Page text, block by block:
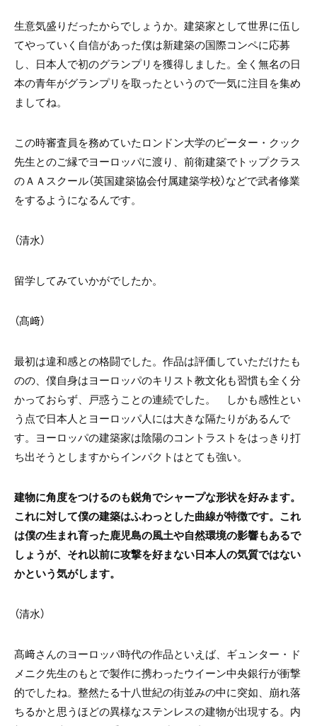
生意気盛りだったからでしょうか。建築家として世界に伍し
てやっていく自信があった僕は新建築の国際コンペに応募
し、日本人で初のグランプリを獲得しました。全く無名の日
本の青年がグランプリを取ったというので一気に注目を集め
ましてね。
この時審査員を務めていたロンドン大学のピーター・クック
先生とのご縁でヨーロッパに渡り、前衛建築でトップクラス
のＡＡスクール（英国建築協会付属建築学校）などで武者修業
をするようになるんです。
（清水）
留学してみていかがでしたか。
（髙﨑）
最初は違和感との格闘でした。作品は評価していただけたも
のの、僕自身はヨーロッパのキリスト教文化も習慣も全く分
かっておらず、戸惑うことの連続でした。 しかも感性とい
う点で日本人とヨーロッパ人には大きな隔たりがあるんで
す。ヨーロッパの建築家は陰陽のコントラストをはっきり打
ち出そうとしますからインパクトはとても強い。
建物に角度をつけるのも鋭角でシャープな形状を好みます。
これに対して僕の建築はふわっとした曲線が特徴です。これ
は僕の生まれ育った鹿児島の風土や自然環境の影響もあるで
しょうが、それ以前に攻撃を好まない日本人の気質ではない
かという気がします。
（清水）
髙﨑さんのヨーロッパ時代の作品といえば、ギュンター・ド
メニク先生のもとで製作に携わったウイーン中央銀行が衝撃
的でしたね。整然たる十八世紀の街並みの中に突如、崩れ落
ちるかと思うほどの異様なステンレスの建物が出現する。内